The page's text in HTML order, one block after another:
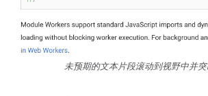
未预期的文本片段滚动到视野中并突